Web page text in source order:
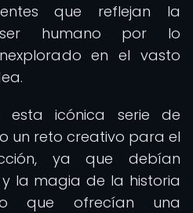
que reflejan la
humano por lo
en el vasto
icónica serie de
un reto creativo para el
ya que debían
la magia de la historia
que ofrecían una